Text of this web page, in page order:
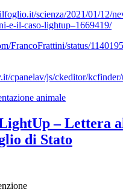
scienza/2021/01/12/
e-il-caso-lightup–1669419/
FrancoFrattini/status/
cpanelav/js/ckeditor/
animale
– Lettera
di Stato